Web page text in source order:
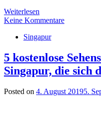
Weiterlesen
Keine Kommentare
Singapur
5 kostenlose
Singapur, die sich
Posted on 4. August 20195.